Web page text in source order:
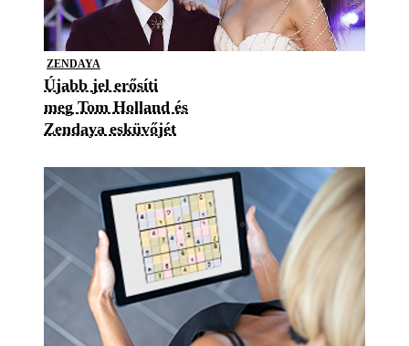
ZENDAYA
Újabb jel erősíti
meg Tom Holland és
Zendaya esküvőjét